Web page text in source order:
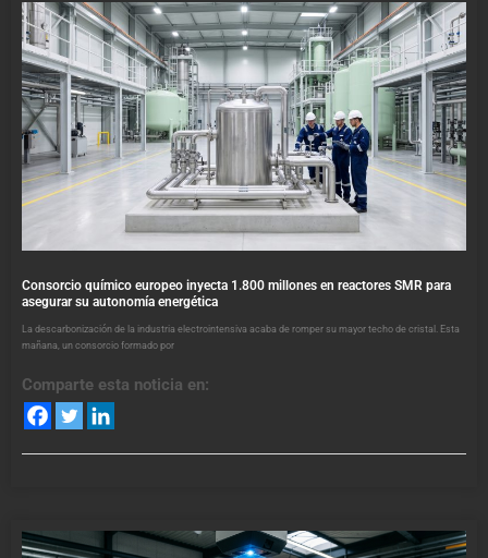
Consorcio químico europeo inyecta 1.800 millones en reactores SMR para
asegurar su autonomía energética
La descarbonización de la industria electrointensiva acaba de romper su mayor techo de cristal. Esta
mañana, un consorcio formado por
Comparte esta noticia en: